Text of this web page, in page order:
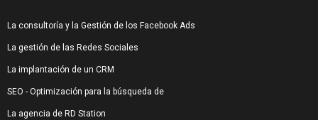
La consultoría y la Gestión de los Facebook Ads
La gestión de las Redes Sociales
La implantación de un CRM
SEO - Optimización para la búsqueda de
La agencia de RD Station